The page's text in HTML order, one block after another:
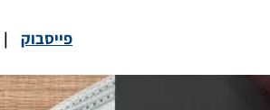
פייסבוק |